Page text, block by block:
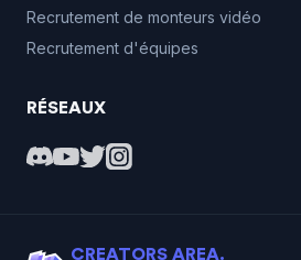
Recrutement de monteurs vidéo
Recrutement d'équipes
RÉSEAUX
CREATORS AREA.